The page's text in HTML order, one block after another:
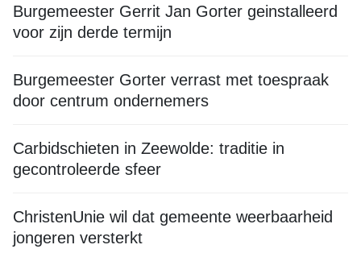
Burgemeester Gerrit Jan Gorter geinstalleerd
voor zijn derde termijn
Burgemeester Gorter verrast met toespraak
door centrum ondernemers
Carbidschieten in Zeewolde: traditie in
gecontroleerde sfeer
ChristenUnie wil dat gemeente weerbaarheid
jongeren versterkt